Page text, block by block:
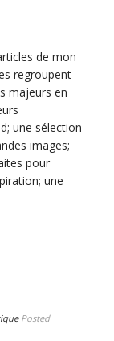
de mon
regroupent
majeurs en
une sélection
images;
pour
une
Posted